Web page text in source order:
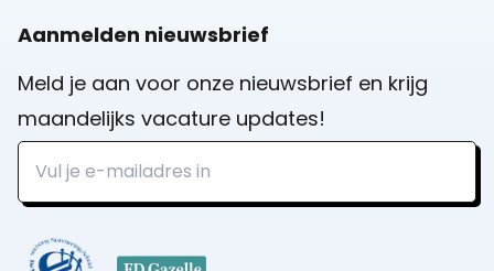
Aanmelden nieuwsbrief
Meld je aan voor onze nieuwsbrief en krijg
maandelijks vacature updates!